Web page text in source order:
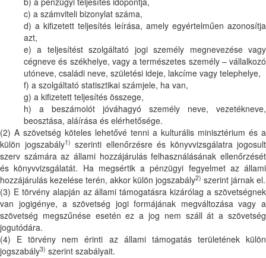
c) a számviteli bizonylat száma,
d) a kifizetett teljesítés leírása, amely egyértelműen azonosítja
azt,
e) a teljesítést szolgáltató jogi személy megnevezése vagy
cégneve és székhelye, vagy a természetes személy – vállalkozó
utóneve, családi neve, születési ideje, lakcíme vagy telephelye,
f) a szolgáltató statisztikai számjele, ha van,
g) a kifizetett teljesítés összege,
h) a beszámolót jóváhagyó személy neve, vezetékneve,
beosztása, aláírása és elérhetősége.
(2) A szövetség köteles lehetővé tenni a kulturális minisztérium és a
külön jogszabály1) szerinti ellenőrzésre és könyvvizsgálatra jogosult
szerv számára az állami hozzájárulás felhasználásának ellenőrzését
és könyvvizsgálatát. Ha megsértik a pénzügyi fegyelmet az állami
hozzájárulás kezelése terén, akkor külön jogszabály2) szerint járnak el.
(3) E törvény alapján az állami támogatásra kizárólag a szövetségnek
van jogigénye, a szövetség jogi formájának megváltozása vagy a
szövetség megszűnése esetén ez a jog nem száll át a szövetség
jogutódára.
(4) E törvény nem érinti az állami támogatás területének külön
jogszabály3) szerint szabályait.